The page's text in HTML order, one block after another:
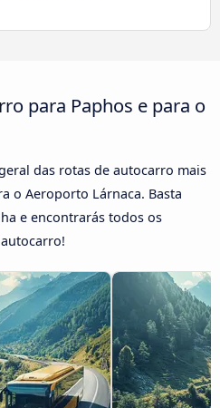
para Paphos e para o
das rotas de autocarro mais
o Aeroporto Lárnaca. Basta
e encontrarás todos os